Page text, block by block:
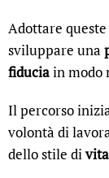
Adottare queste
sviluppare una
fiduciain modo
Il percorso
volontà di
dello stile divita